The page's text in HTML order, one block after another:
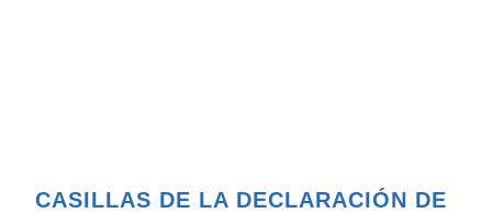
CASILLAS DE LA DECLARACIÓN DE